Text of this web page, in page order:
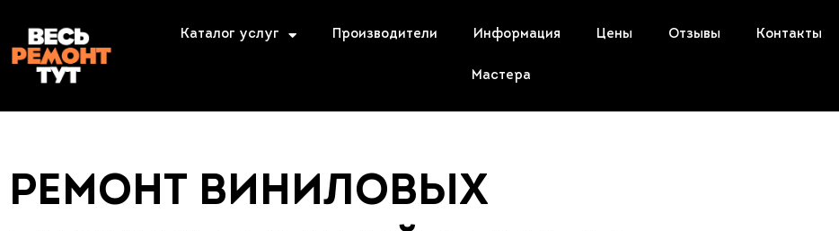
Каталог услуг Производители Информация Цены Отзывы Контакты
Мастера
РЕМОНТ ВИНИЛОВЫХ